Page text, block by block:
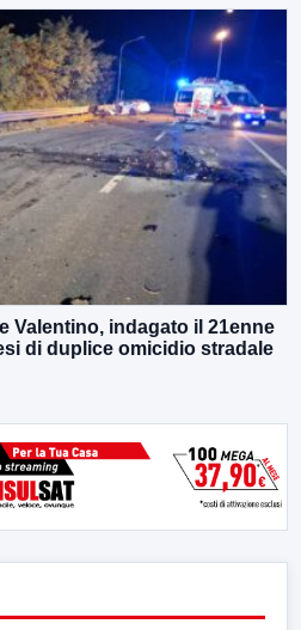
Valentino, indagato il 21enne
di duplice omicidio stradale